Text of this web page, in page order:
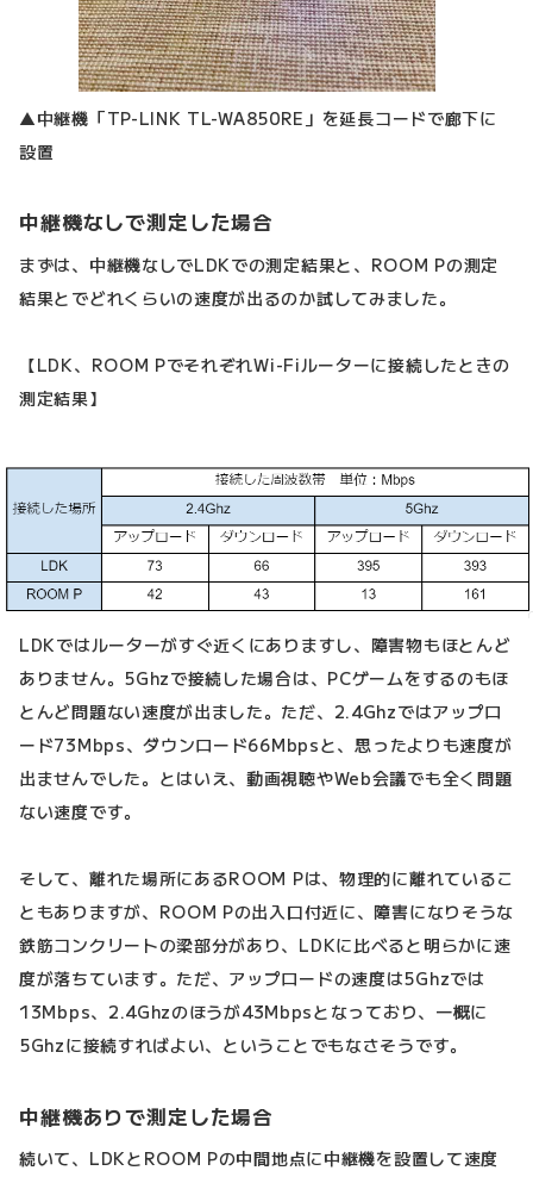
▲中継機「TP-LINK TL-WA850RE」を延長コードで廊下に
設置
中継機なしで測定した場合
まずは、中継機なしでLDKでの測定結果と、ROOM Pの測定
結果とでどれくらいの速度が出るのか試してみました。
【LDK、ROOM PでそれぞれWi-Fiルーターに接続したときの
測定結果】
LDKではルーターがすぐ近くにありますし、障害物もほとんど
ありません。5Ghzで接続した場合は、PCゲームをするのもほ
とんど問題ない速度が出ました。ただ、2.4Ghzではアップロ
ード73Mbps、ダウンロード66Mbpsと、思ったよりも速度が
出ませんでした。とはいえ、動画視聴やWeb会議でも全く問題
ない速度です。
そして、離れた場所にあるROOM Pは、物理的に離れているこ
ともありますが、ROOM Pの出入口付近に、障害になりそうな
鉄筋コンクリートの梁部分があり、LDKに比べると明らかに速
度が落ちています。ただ、アップロードの速度は5Ghzでは
13Mbps、2.4Ghzのほうが43Mbpsとなっており、一概に
5Ghzに接続すればよい、ということでもなさそうです。
中継機ありで測定した場合
続いて、LDKとROOM Pの中間地点に中継機を設置して速度